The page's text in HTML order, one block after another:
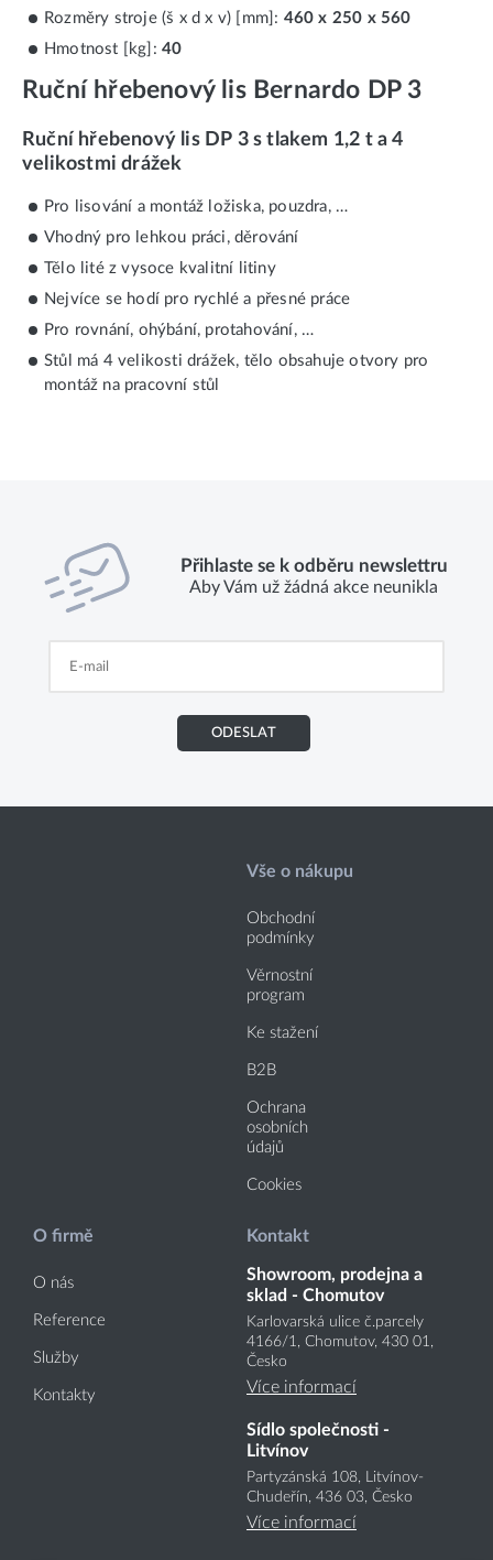
Rozměry stroje (š x d x v) [mm]: 460 x 250 x 560
Hmotnost [kg]: 40
Ruční hřebenový lis Bernardo DP 3
Ruční hřebenový lis DP 3 s tlakem 1,2 t a 4
velikostmi drážek
Pro lisování a montáž ložiska, pouzdra, …
Vhodný pro lehkou práci, děrování
Tělo lité z vysoce kvalitní litiny
Nejvíce se hodí pro rychlé a přesné práce
Pro rovnání, ohýbání, protahování, …
Stůl má 4 velikosti drážek, tělo obsahuje otvory pro
montáž na pracovní stůl
Přihlaste se k odběru newslettru
Aby Vám už žádná akce neunikla
ODESLAT
Vše o nákupu
Obchodní
podmínky
Věrnostní
program
Ke stažení
B2B
Ochrana
osobních
údajů
Cookies
O firmě
O nás
Reference
Služby
Kontakty
Kontakt
Showroom, prodejna a
sklad - Chomutov
Karlovarská ulice č.parcely
4166/1, Chomutov, 430 01,
Česko
Více informací
Sídlo společnosti -
Litvínov
Partyzánská 108, Litvínov-
Chudeřín, 436 03, Česko
Více informací